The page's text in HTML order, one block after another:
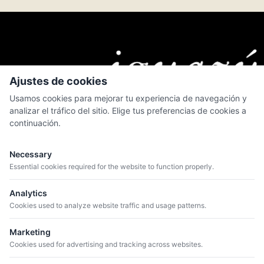
Quiénes somos
Catálogo
Bodegas
Blog
CONTACTO
Ajustes de cookies
Usamos cookies para mejorar tu experiencia de navegación y
analizar el tráfico del sitio. Elige tus preferencias de cookies a
continuación.
Necessary
Essential cookies required for the website to function properly.
Analytics
Cookies used to analyze website traffic and usage patterns.
Marketing
Cookies used for advertising and tracking across websites.